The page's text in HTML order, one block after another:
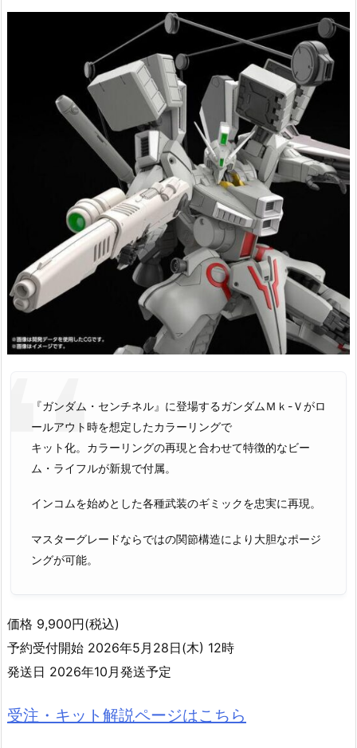
『ガンダム・センチネル』に登場するガンダムＭｋ-Ｖがロ
ールアウト時を想定したカラーリングで
キット化。カラーリングの再現と合わせて特徴的なビー
ム・ライフルが新規で付属。
インコムを始めとした各種武装のギミックを忠実に再現。
マスターグレードならではの関節構造により大胆なポージ
ングが可能。
価格 9,900円(税込)
予約受付開始 2026年5月28日(木) 12時
発送日 2026年10月発送予定
受注・キット解説ページはこちら